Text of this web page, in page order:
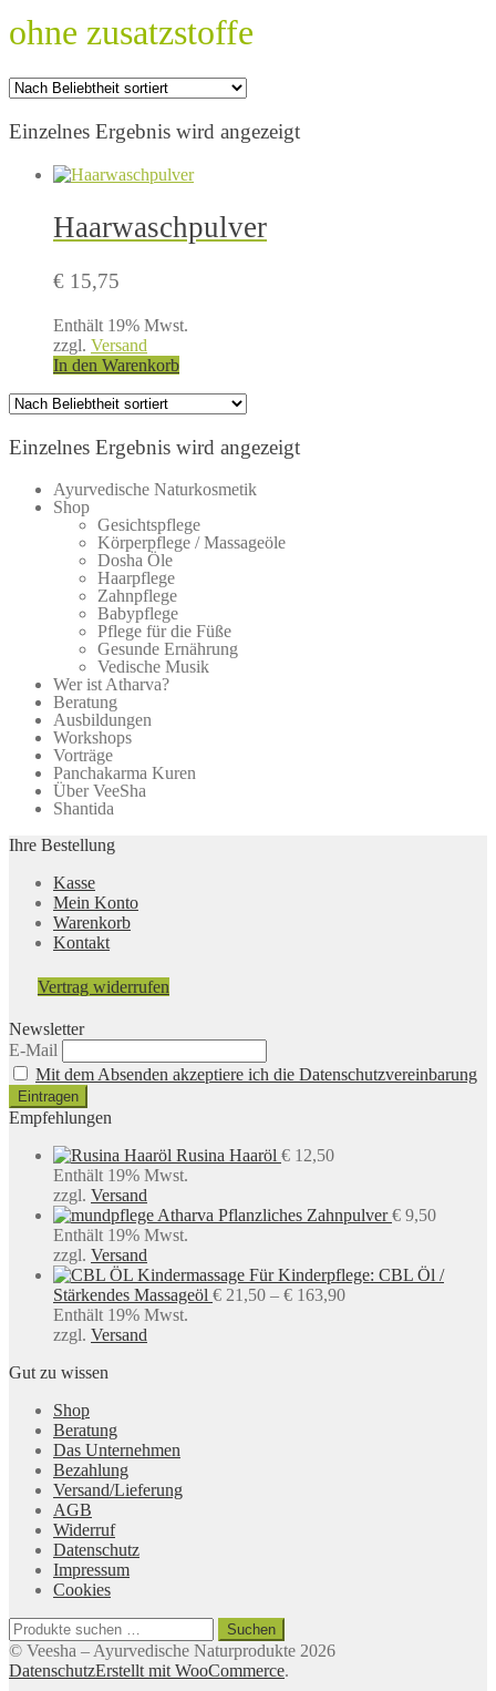
ohne zusatzstoffe
Einzelnes Ergebnis wird angezeigt
Haarwaschpulver
€ 15,75
Enthält 19% Mwst.
zzgl. Versand
In den Warenkorb
Einzelnes Ergebnis wird angezeigt
Ayurvedische Naturkosmetik
Shop
Gesichtspflege
Körperpflege / Massageöle
Dosha Öle
Haarpflege
Zahnpflege
Babypflege
Pflege für die Füße
Gesunde Ernährung
Vedische Musik
Wer ist Atharva?
Beratung
Ausbildungen
Workshops
Vorträge
Panchakarma Kuren
Über VeeSha
Shantida
Ihre Bestellung
Kasse
Mein Konto
Warenkorb
Kontakt
Vertrag widerrufen
Newsletter
E-Mail
Mit dem Absenden akzeptiere ich die Datenschutzvereinbarung
Empfehlungen
Rusina Haaröl € 12,50
Enthält 19% Mwst.
zzgl. Versand
Atharva Pflanzliches Zahnpulver € 9,50
Enthält 19% Mwst.
zzgl. Versand
Für Kinderpflege: CBL Öl /
Stärkendes Massageöl € 21,50 – € 163,90Preisspanne:
Enthält 19% Mwst.
zzgl. Versand
Gut zu wissen
Shop
Beratung
Das Unternehmen
Bezahlung
Versand/Lieferung
AGB
Widerruf
Datenschutz
Impressum
Cookies
Suchen
nach:
Suchen
© Veesha – Ayurvedische Naturprodukte 2026
DatenschutzErstellt mit WooCommerce.